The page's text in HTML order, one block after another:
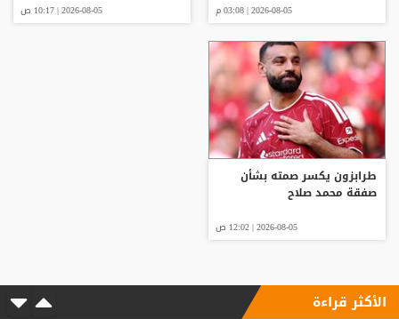
2026-08-05 | 03:08 م 2026-08-05 | 10:17 ص
طرابزون يكسر صمته بشأن
صفقة محمد صلاح
2026-08-05 | 12:02 ص
الأكثر قراءة